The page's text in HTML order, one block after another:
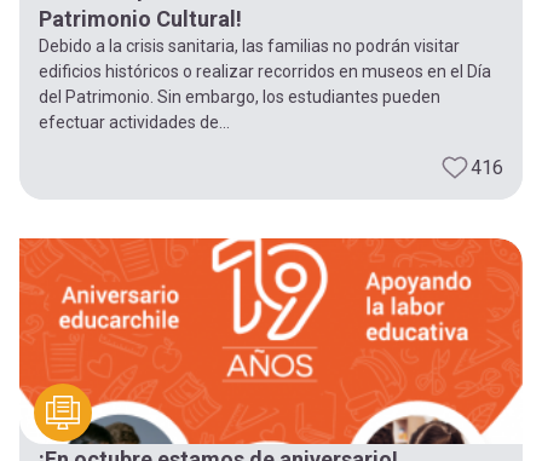
Patrimonio Cultural!
Debido a la crisis sanitaria, las familias no podrán visitar
edificios históricos o realizar recorridos en museos en el Día
del Patrimonio. Sin embargo, los estudiantes pueden
efectuar actividades de...
416